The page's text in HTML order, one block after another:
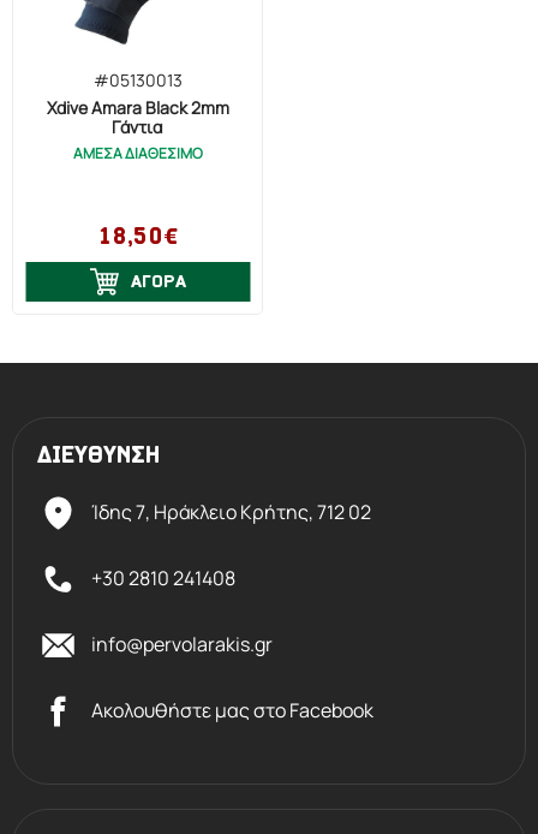
#05130013
Xdive Amara Black 2mm
Γάντια
ΑΜΕΣΑ ΔΙΑΘΕΣΙΜΟ
18,50€
ΑΓΟΡΑ
ΔΙΕΥΘΥΝΣΗ
Ίδης 7, Ηράκλειο Kρήτης,712 02
+30 2810 241408
info@pervolarakis.gr
Ακολουθήστε μας στο Facebook